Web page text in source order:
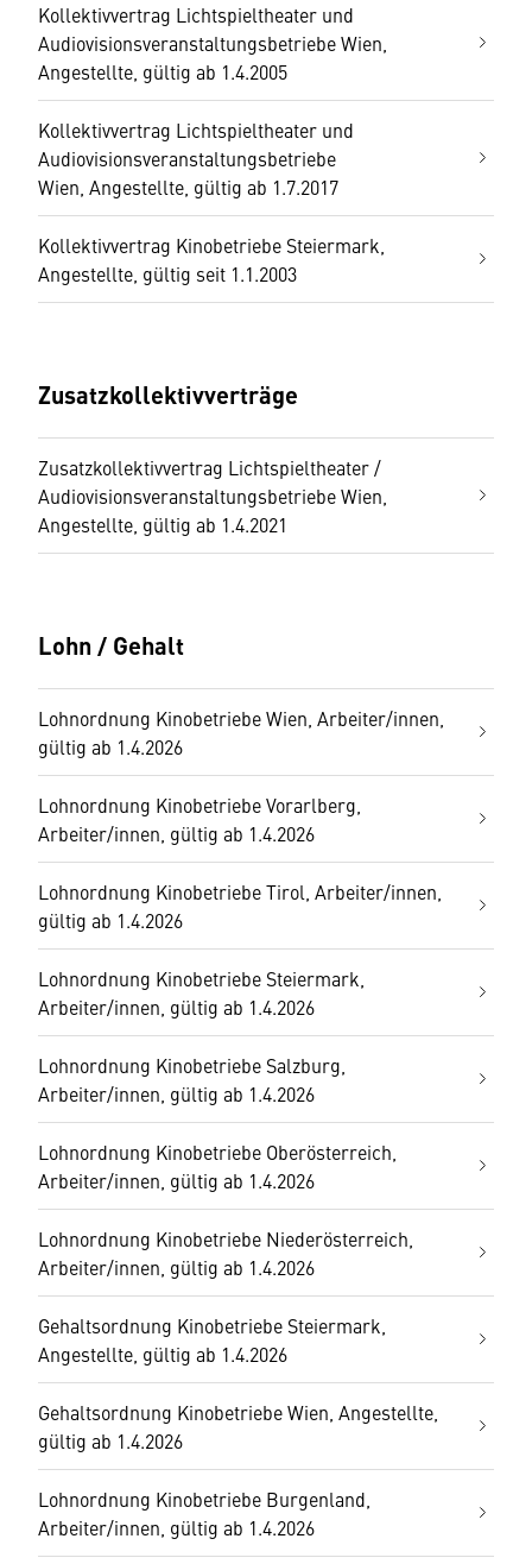
Kollektivvertrag Lichtspieltheater und
Audiovisionsveranstaltungsbetriebe Wien,
Angestellte, gültig ab 1.4.2005
Kollektivvertrag Lichtspieltheater und
Audiovisionsveranstaltungsbetriebe
Wien, Angestellte, gültig ab 1.7.2017
Kollektivvertrag Kinobetriebe Steiermark,
Angestellte, gültig seit 1.1.2003
Zusatzkollektivverträge
Zusatzkollektivvertrag Lichtspieltheater /
Audiovisionsveranstaltungsbetriebe Wien,
Angestellte, gültig ab 1.4.2021
Lohn / Gehalt
Lohnordnung Kinobetriebe Wien, Arbeiter/innen,
gültig ab 1.4.2026
Lohnordnung Kinobetriebe Vorarlberg,
Arbeiter/innen, gültig ab 1.4.2026
Lohnordnung Kinobetriebe Tirol, Arbeiter/innen,
gültig ab 1.4.2026
Lohnordnung Kinobetriebe Steiermark,
Arbeiter/innen, gültig ab 1.4.2026
Lohnordnung Kinobetriebe Salzburg,
Arbeiter/innen, gültig ab 1.4.2026
Lohnordnung Kinobetriebe Oberösterreich,
Arbeiter/innen, gültig ab 1.4.2026
Lohnordnung Kinobetriebe Niederösterreich,
Arbeiter/innen, gültig ab 1.4.2026
Gehaltsordnung Kinobetriebe Steiermark,
Angestellte, gültig ab 1.4.2026
Gehaltsordnung Kinobetriebe Wien, Angestellte,
gültig ab 1.4.2026
Lohnordnung Kinobetriebe Burgenland,
Arbeiter/innen, gültig ab 1.4.2026